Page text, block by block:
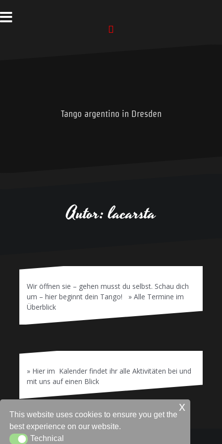
Tango argentino in Dresden
Autor:lacarsta
Wir öffnen sie – gehen musst du selbst. Schau dich
um – hier beginnt dein Tango! » Alle Termine im
Überblick
» Hier im Kalender findet ihr alle Aktivitäten bei und
mit uns auf einen Blick
This website uses cookies to ensure you get the
best experience on our website.
TechnicalTechnical
x